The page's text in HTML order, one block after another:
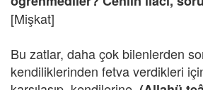
[Mişkat]
Bu zatlar, daha çok bilenlerden
kendiliklerinden fetva verdikleri